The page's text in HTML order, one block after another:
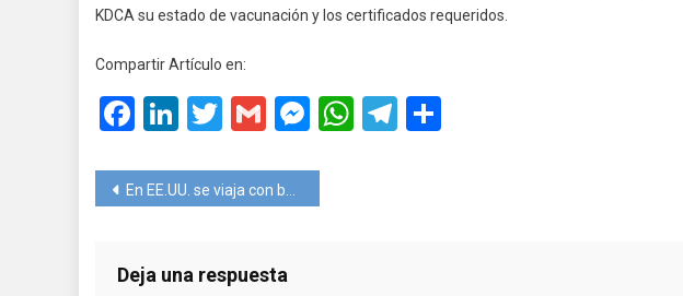
KDCA su estado de vacunación y los certificados requeridos.
Compartir Artículo en:
Facebook
LinkedIn
Twitter
GmailMessenger
WhatsApp
Telegram
Navegación
entradas
En EE.UU. se viaja con barbijo hasta abril
Deja una respuesta